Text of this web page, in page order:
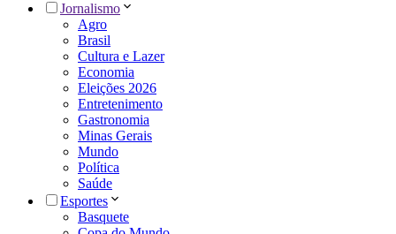
Jornalismo
Agro
Brasil
Cultura e Lazer
Economia
Eleições 2026
Entretenimento
Gastronomia
Minas Gerais
Mundo
Política
Saúde
Esportes
Basquete